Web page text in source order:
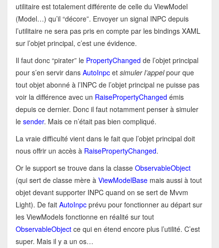
utilitaire est totalement différente de celle du ViewModel
(Model…) qu’il “décore”. Envoyer un signal INPC depuis
l’utilitaire ne sera pas pris en compte par les bindings XAML
sur l’objet principal, c’est une évidence.
Il faut donc “pirater” le PropertyChanged de l’objet principal
pour s’en servir dans AutoInpcet simuler l’appelpour que
tout objet abonné à l’INPC de l’objet principal ne puisse pas
voir la différence avec un RaisePropertyChanged émis
depuis ce dernier. Donc il faut notamment penser à simuler
le sender. Mais ce n’était pas bien compliqué.
La vraie difficulté vient dans le fait que l’objet principal doit
nous offrir un accès à RaisePropertyChanged.
Or le support se trouve dans la classe ObservableObject
(qui sert de classe mère à ViewModelBasemais aussi à tout
objet devant supporter INPC quand on se sert de Mvvm
Light). De fait AutoInpcprévu pour fonctionner au départ sur
les ViewModels fonctionne en réalité sur tout
ObservableObjectce qui en étend encore plus l’utilité. C’est
super. Mais il y a un os…